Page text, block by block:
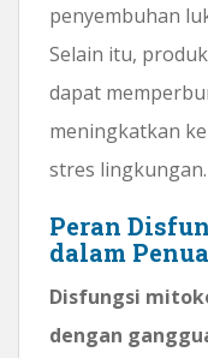
penyembuhan
Selain itu,
dapat
meningkatkan
stres lingkungan.
Peran
dalam
Disfungsi
dengan